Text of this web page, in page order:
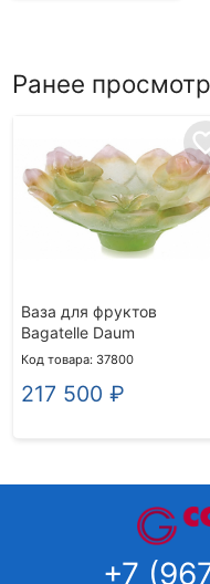
Ранее
Ваза для фруктов
Bagatelle Daum
Код товара: 37800
217 500 ₽
+7